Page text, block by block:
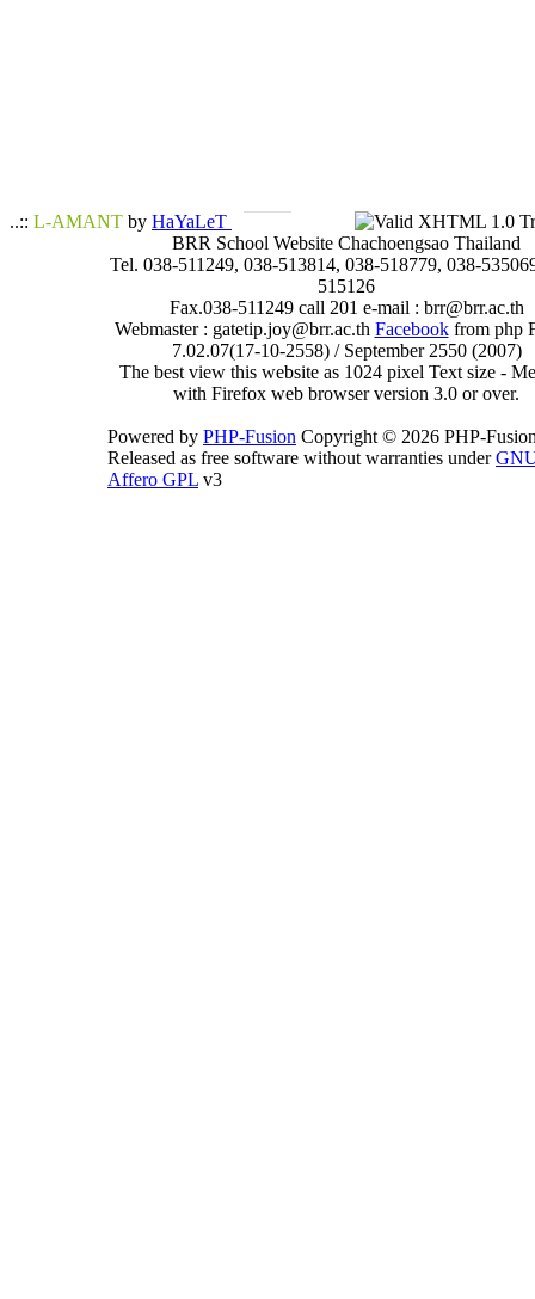
..:: L-AMANT by HaYaLeT
BRR School Website Chachoengsao Thailand
Tel. 038-511249, 038-513814, 038-518779, 038-
515126
Fax.038-511249 call 201 e-mail : brr@brr.ac.th
Webmaster : gatetip.joy@brr.ac.th Facebookfrom php
7.02.07(17-10-2558) / September 2550 (2007)
The best view this website as 1024 pixel Text size -
with Firefox web browser version 3.0 or over.
Powered by PHP-Fusion Copyright © 2026 PHP-
Released as free software without warranties under
Affero GPL v3